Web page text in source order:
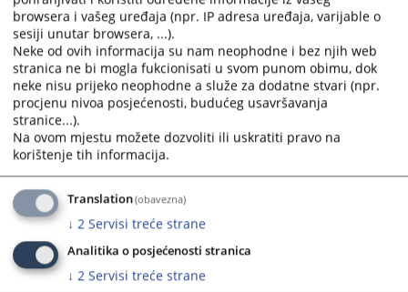
calendar
and
select
a
date.
Press
the
question
mark
key
to
the
keyboard
calendar
and
select
a
date.
Press
the
mark
key
get
the
keyboard
31.03.2010.
20.08.2009.
Protok predmeta u periodu 01.01.2009. do 30.06.2009.
20.08.2009.
Izvještaj o radu suda u 2008. godini
browsera i vašeg uređaja (npr. IP adresa uređaja, varijable o
sesiji unutar browsera, ...).
Neke od ovih informacija su nam neophodne i bez njih web
stranica ne bi mogla fukcionisati u svom punom obimu, dok
neke nisu prijeko neophodne a služe za dodatne stvari (npr.
procjenu nivoa posjećenosti, budućeg usavršavanja
stranice...).
Na ovom mjestu možete dozvoliti ili uskratiti pravo na
korištenje tih informacija.
Translation(obavezna)
↓ 2 Servisi treće strane
Analitika o posjećenosti stranica
↓ 2 Servisi treće strane